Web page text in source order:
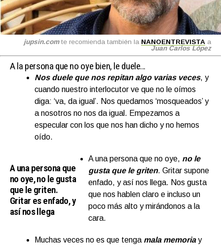
jupsin.comte recomienda también la NANOENTREVISTA a
Juan Carlos López
A la persona que no oye bien, le duele…
Nos duele que nos repitan algo varias veces, y
cuando nuestro interlocutor ve que no le oímos
diga: ‘va, da igual’. Nos quedamos ‘mosqueados’ y
a nosotros no nos da igual. Empezamos a
especular con los que nos han dicho y no hemos
oído.
A una persona que
no oye, no le gusta
que le griten.
Gritar es enfado, y
así nos llega
A una persona que no oye, no le
gusta que le griten. Gritar supone
enfado, y así nos llega. Nos gusta
que nos hablen claro e incluso un
poco más alto y mirándonos a la
cara.
Muchas veces no es que tenga mala memoriay